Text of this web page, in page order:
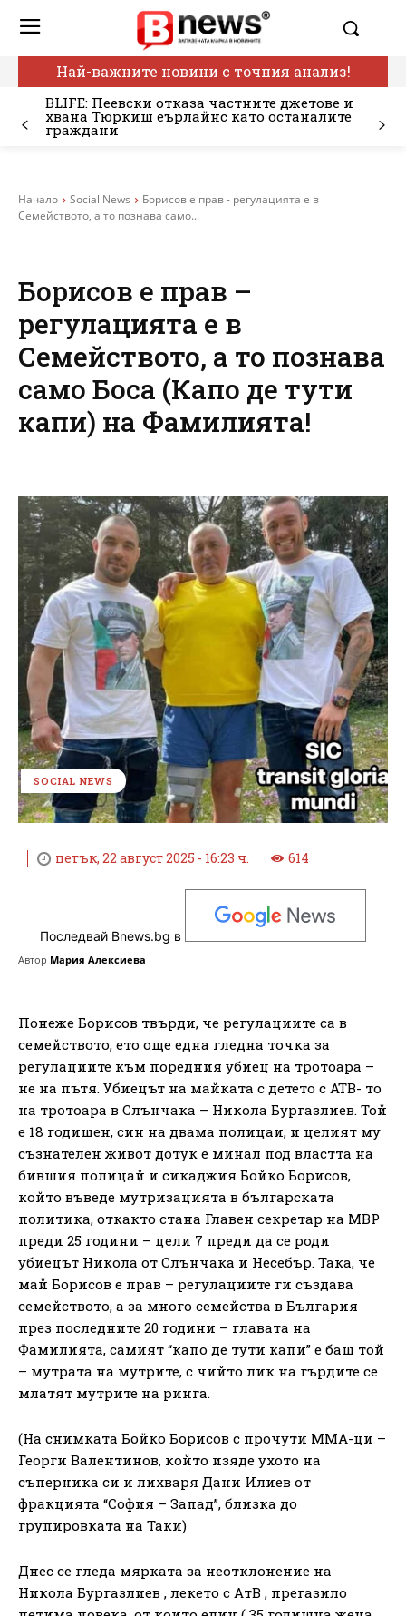
Най-важните новини с точния анализ!
BLIFE: Пеевски отказа частните джетове и
хвана Тюркиш еърлайнс като останалите
граждани
Начало Social News
Борисов е прав - регулацията е в
Семейството, а то познава само...
Борисов е прав –
регулацията е в
Семейството, а то познава
само Боса (Капо де тути
капи) на Фамилията!
SOCIAL NEWS
петък, 22 август 2025 - 16:23 ч. 614
Последвай Bnews.bg в
Автор Мария Алексиева
Понеже Борисов твърди, че регулациите са в
семейството, ето още една гледна точка за
регулациите към поредния убиец на тротоара –
не на пътя. Убиецът на майката с детето с АТВ- то
на тротоара в Слънчака – Никола Бургазлиев. Той
е 18 годишен, син на двама полицаи, и целият му
съзнателен живот дотук е минал под властта на
бившия полицай и сикаджия Бойко Борисов,
който въведе мутризацията в българската
политика, откакто стана Главен секретар на МВР
преди 25 години – цели 7 преди да се роди
убиецът Никола от Слънчака и Несебър. Така, че
май Борисов е прав – регулациите ги създава
семейството, а за много семейства в България
през последните 20 години – главата на
Фамилията, самият “капо де тути капи” е баш той
– мутрата на мутрите, с чийто лик на гърдите се
млатят мутрите на ринга.
(На снимката Бойко Борисов с прочути ММА-ци –
Георги Валентинов, който изяде ухото на
съперника си и лихваря Дани Илиев от
фракцията “София – Запад”, близка до
групировката на Таки)
Днес се гледа мярката за неотклонение на
Никола Бургазлиев , лекето с АтВ , прегазило